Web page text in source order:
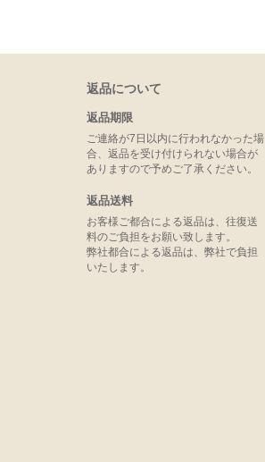
返品について
返品期限
ご連絡が7日以内に行われなかった場
合、返品を受け付けられない場合が
ありますので予めご了承ください。
返品送料
お客様ご都合による返品は、往復送
料のご負担をお願い致します。
弊社都合による返品は、弊社で負担
いたします。